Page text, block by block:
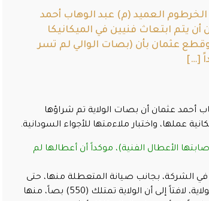
العميد (م) عبد الوهاب أحمد
يتم ابتعاث فنيين في الميكانيكا
وقطع عثمان بأن (بصات الوالي لم تسر
[…]
أحمد عثمان أن بصات الولاية تم شراؤها
عملها، واختبار ملاءمتها للأجواء السودانية.
الأعطال الفنية)، موكداً أن أعطالها لم
الطبيعي في الشركة، بجانب صيانة المتعطلة منها، حتى
تعود إلى الخدمة قريباً، رافضاً تحملهم مسؤولية ضايقة الموصلات بالولاية، لافتاً إلى أن الولاية تمتلك (550) بصاً، منها